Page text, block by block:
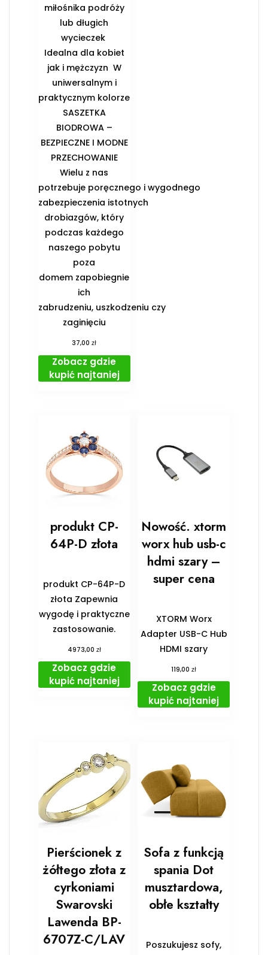
miłośnika podróży
lub długich
wycieczek ️
Idealna dla kobiet
jak i mężczyzn ️ W
uniwersalnym i
praktycznym kolorze
️SASZETKA
BIODROWA –
BEZPIECZNE I MODNE
PRZECHOWANIE️
Wielu z nas
potrzebuje poręcznego i wygodnego
zabezpieczenia istotnych
drobiazgów, który
podczas każdego
naszego pobytu
poza
domem zapobiegnie
ich
zabrudzeniu, uszkodzeniu czy
zaginięciu
37,00zł
Zobacz gdzie
kupić najtaniej
produkt CP-
64P-D złota
produkt CP-64P-D
złota Zapewnia
wygodę i praktyczne
zastosowanie.
4973,00 zł
Zobacz gdzie
kupić najtaniej
Nowość. xtorm
worx hub usb-c
hdmi szary –
super cena
XTORM Worx
Adapter USB-C Hub
HDMI szary
119,00zł
Zobacz gdzie
kupić najtaniej
Pierścionek z
żółtego złota z
cyrkoniami
Swarovski
Lawenda BP-
6707Z-C/LAV
Sofa z funkcją
spania Dot
musztardowa,
obłe kształty
Poszukujesz sofy,